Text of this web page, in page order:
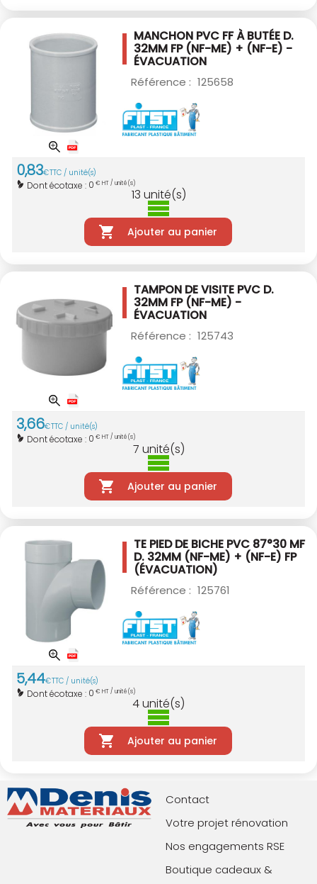
MANCHON PVC FF À BUTÉE D.
32MM FP (NF-ME) + (NF-E) -
ÉVACUATION
Référence : 125658
0,83€TTC / unité(s)
Dont écotaxe : 0 € HT / unité(s)
13 unité(s)
Ajouter au panier
TAMPON DE VISITE PVC D.
32MM FP (NF-ME) -
ÉVACUATION
Référence : 125743
3,66€TTC / unité(s)
Dont écotaxe : 0 € HT / unité(s)
7 unité(s)
Ajouter au panier
TE PIED DE BICHE PVC 87°30 MF
D. 32MM (NF-ME) + (NF-E) FP
(ÉVACUATION)
Référence : 125761
5,44€TTC / unité(s)
Dont écotaxe : 0 € HT / unité(s)
4unité(s)
Ajouter au panier
Contact
Votre projet rénovation
Nos engagements RSE
Boutique cadeaux &